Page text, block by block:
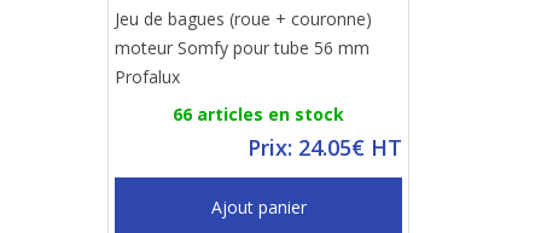
Jeu de bagues (roue + couronne)
moteur Somfy pour tube 56 mm
Profalux
66 articles en stock
Prix: 24.05€ HT
Ajout panier